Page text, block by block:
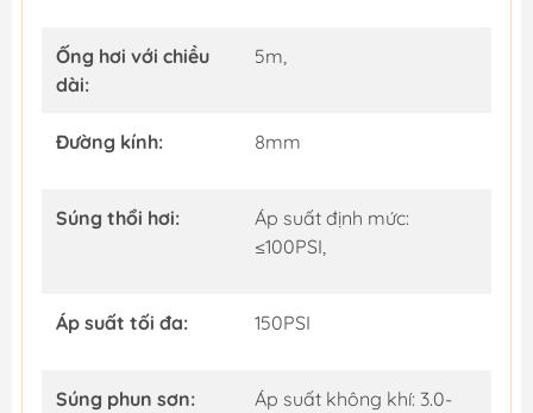
Ống hơi với chiều
dài:
5m,
Đường kính: 8mm
Súng thổi hơi:
Áp suất định mức:
≤100PSI,
Áp suất tối đa: 150PSI
Súng phun sơn:
Áp suất không khí: 3.0-